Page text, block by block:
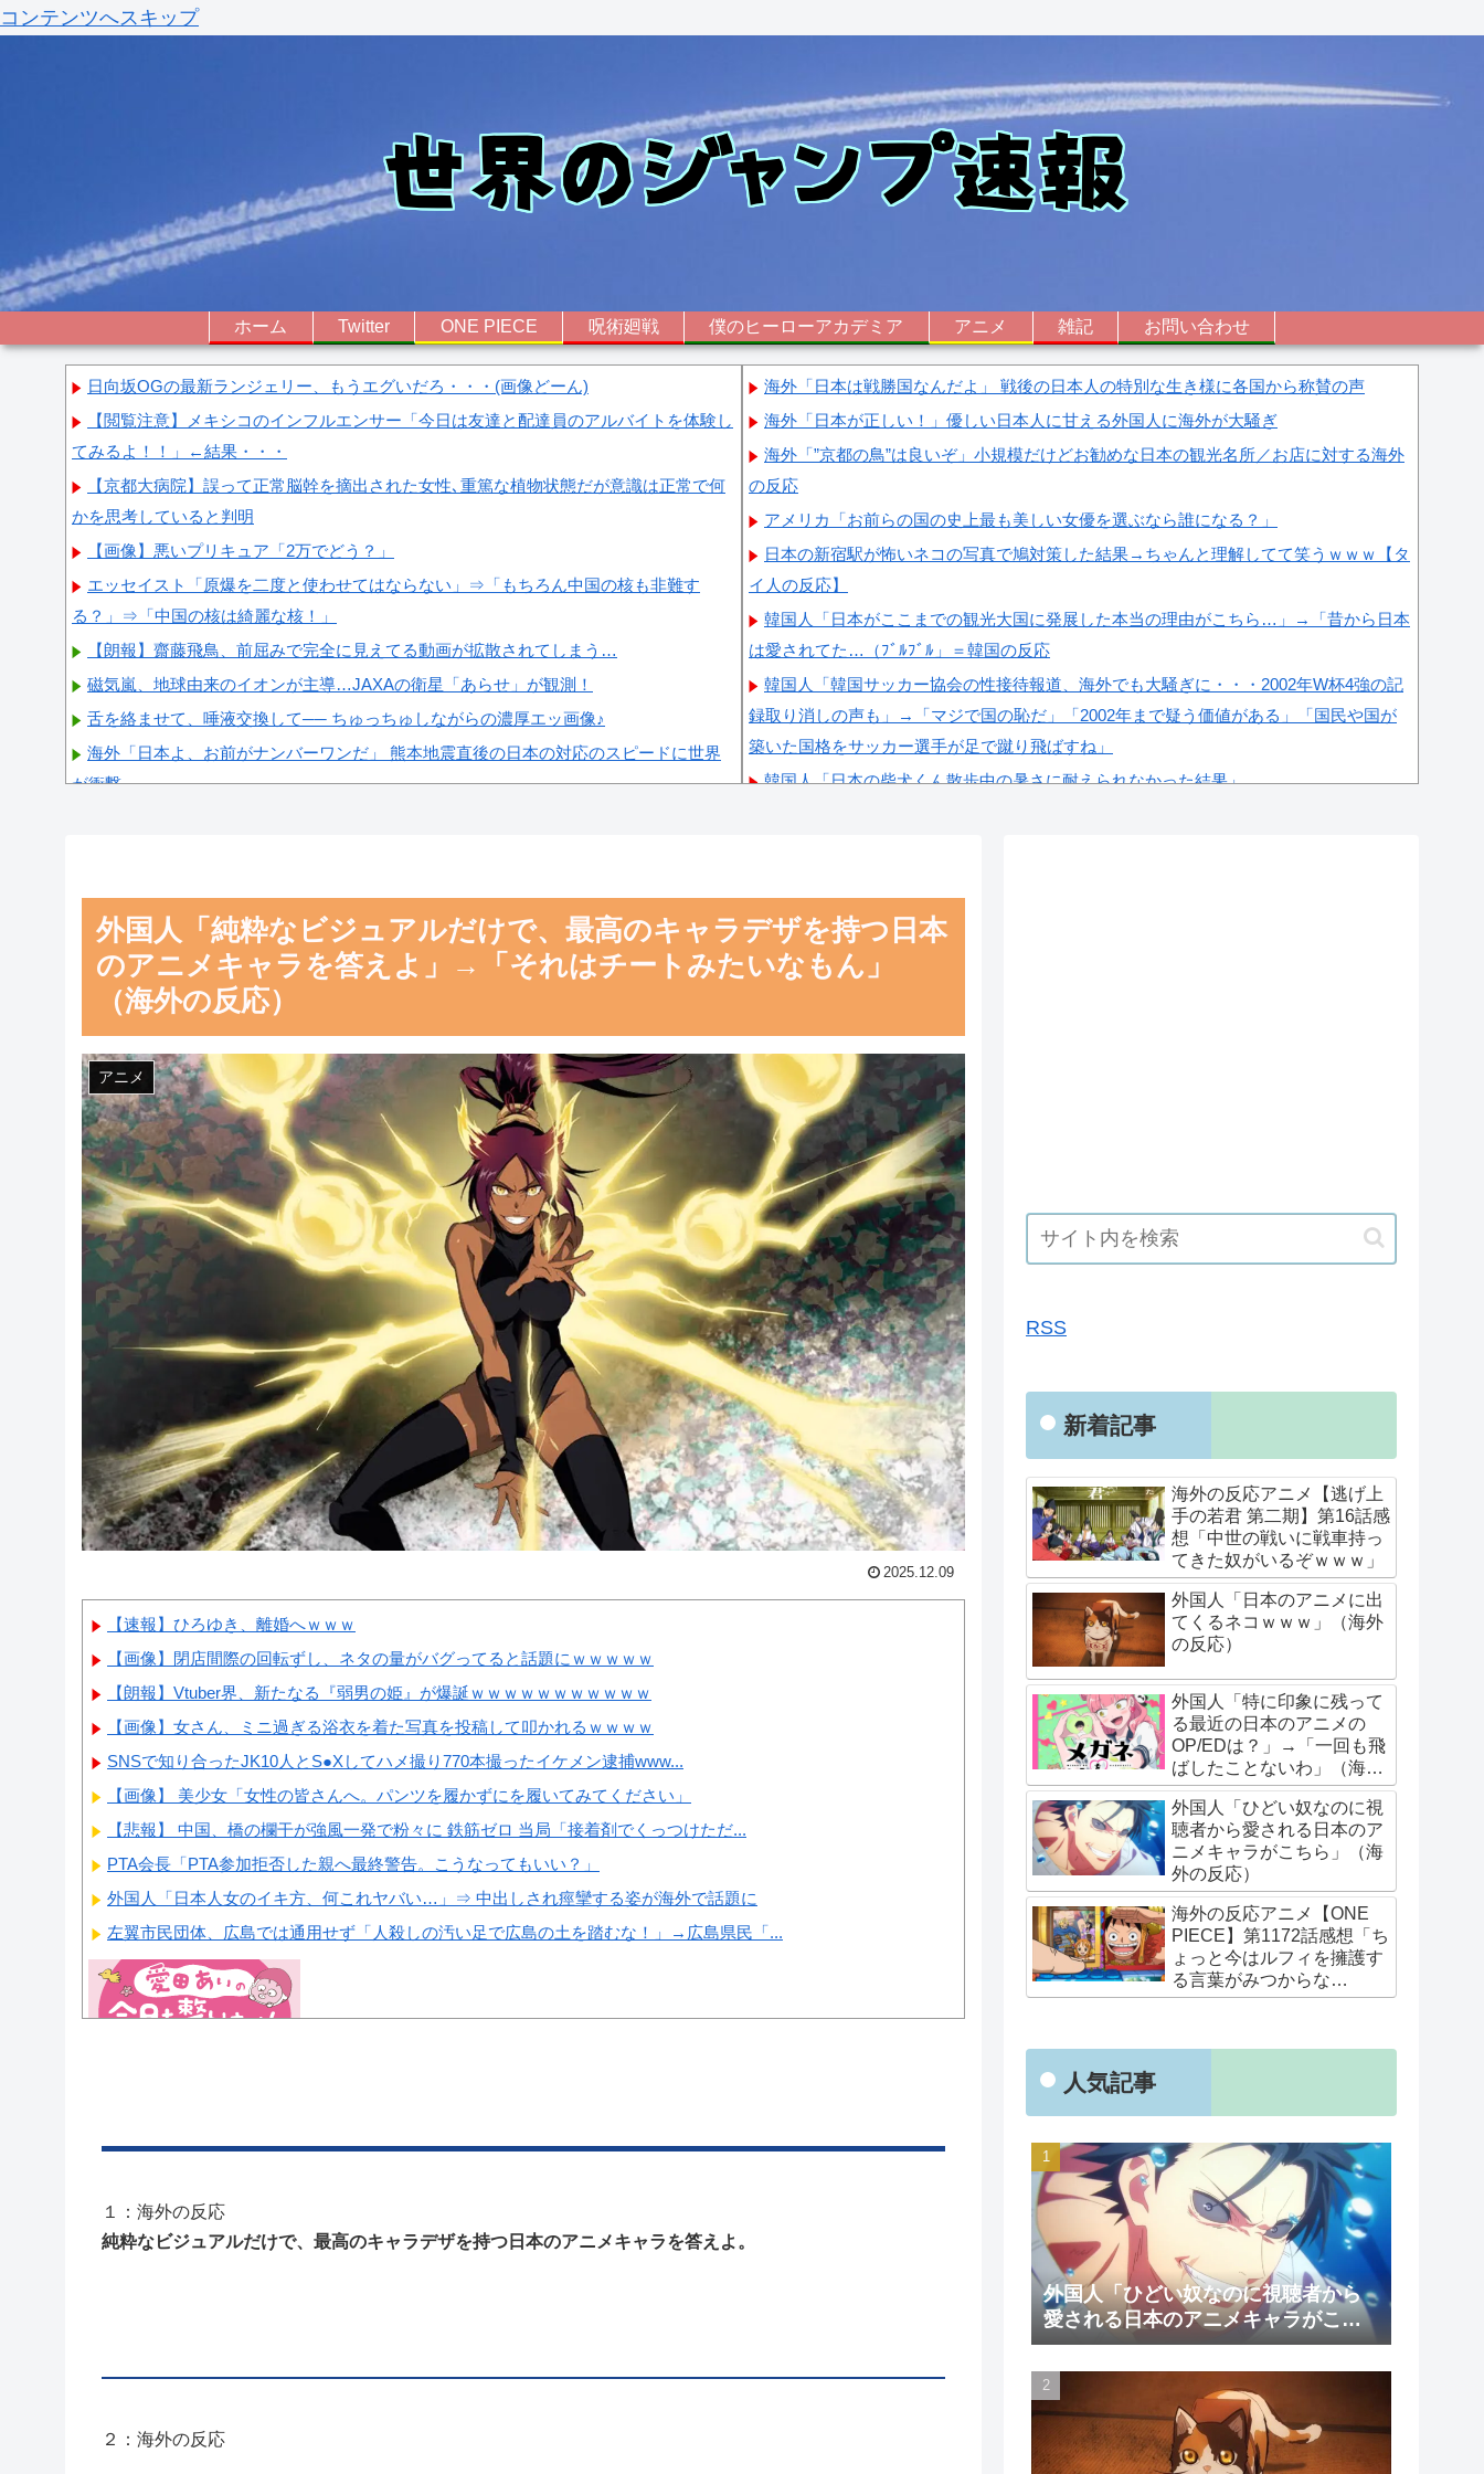
コンテンツへスキップ
ホーム Twitter ONE PIECE 呪術廻戦 僕のヒーローアカデミア アニメ 雑記 お問い合わせ
日向坂OGの最新ランジェリー、もうエグいだろ・・・(画像どーん)
【閲覧注意】メキシコのインフルエンサー「今日は友達と配達員のアルバイトを体験し
てみるよ！！」←結果・・・
【京都大病院】誤って正常脳幹を摘出された女性､重篤な植物状態だが意識は正常で何
かを思考していると判明
【画像】悪いプリキュア「2万でどう？」
エッセイスト「原爆を二度と使わせてはならない」⇒「もちろん中国の核も非難す
る？」⇒「中国の核は綺麗な核！」
【朗報】齋藤飛鳥、前屈みで完全に見えてる動画が拡散されてしまう…
磁気嵐、地球由来のイオンが主導…JAXAの衛星「あらせ」が観測！
舌を絡ませて、唾液交換して── ちゅっちゅしながらの濃厚エッ画像♪
海外「日本よ、お前がナンバーワンだ」 熊本地震直後の日本の対応のスピードに世界
が衝撃
Powered by livedoor 相互RSS
海外「日本は戦勝国なんだよ」 戦後の日本人の特別な生き様に各国から称賛の声
海外「日本が正しい！」優しい日本人に甘える外国人に海外が大騒ぎ
海外「”京都の鳥”は良いぞ」小規模だけどお勧めな日本の観光名所／お店に対する海外
の反応
アメリカ「お前らの国の史上最も美しい女優を選ぶなら誰になる？」
日本の新宿駅が怖いネコの写真で鳩対策した結果→ちゃんと理解してて笑うｗｗｗ【タ
イ人の反応】
韓国人「日本がここまでの観光大国に発展した本当の理由がこちら…」→「昔から日本
は愛されてた…（ﾌﾞﾙﾌﾞﾙ」＝韓国の反応
韓国人「韓国サッカー協会の性接待報道、海外でも大騒ぎに・・・2002年W杯4強の記
録取り消しの声も」→「マジで国の恥だ」「2002年まで疑う価値がある」「国民や国が
築いた国格をサッカー選手が足で蹴り飛ばすね」
韓国人「日本の柴犬くん散歩中の暑さに耐えられなかった結果」
ルドカップ4強にも疑いの視線が向けられる」
Powered by livedoor 相互RSS
外国人「純粋なビジュアルだけで、最高のキャラデザを持つ日本
のアニメキャラを答えよ」→「それはチートみたいなもん」
（海外の反応）
アニメ
2025.12.09
【速報】ひろゆき、離婚へｗｗｗ
【画像】閉店間際の回転ずし、ネタの量がバグってると話題にｗｗｗｗｗ
【朗報】Vtuber界、新たなる『弱男の姫』が爆誕ｗｗｗｗｗｗｗｗｗｗｗ
【画像】女さん、ミニ過ぎる浴衣を着た写真を投稿して叩かれるｗｗｗｗ
SNSで知り合ったJK10人とS●Xしてハメ撮り770本撮ったイケメン逮捕www...
【画像】 美少女「女性の皆さんへ。パンツを履かずにを履いてみてください」
【悲報】 中国、橋の欄干が強風一発で粉々に 鉄筋ゼロ 当局「接着剤でくっつけただ...
PTA会長「PTA参加拒否した親へ最終警告。こうなってもいい？」
外国人「日本人女のイキ方、何これヤバい…」⇒ 中出しされ痙攣する姿が海外で話題に
左翼市民団体、広島では通用せず「人殺しの汚い足で広島の土を踏むな！」→広島県民「...
１：海外の反応
純粋なビジュアルだけで、最高のキャラデザを持つ日本のアニメキャラを答えよ。
２：海外の反応
RSS
新着記事
海外の反応アニメ【逃げ上
手の若君 第二期】第16話感
想「中世の戦いに戦車持っ
てきた奴がいるぞｗｗｗ」
外国人「日本のアニメに出
てくるネコｗｗｗ」（海外
の反応）
外国人「特に印象に残って
る最近の日本のアニメの
OP/EDは？」→「一回も飛
ばしたことないわ」（海外
の反応）
外国人「ひどい奴なのに視
聴者から愛される日本のア
ニメキャラがこちら」（海
外の反応）
海外の反応アニメ【ONE
PIECE】第1172話感想「ち
ょっと今はルフィを擁護す
る言葉がみつからな
い･･･」
人気記事
外国人「ひどい奴なのに視聴者から
愛される日本のアニメキャラがこち
ら」（海外の反応）